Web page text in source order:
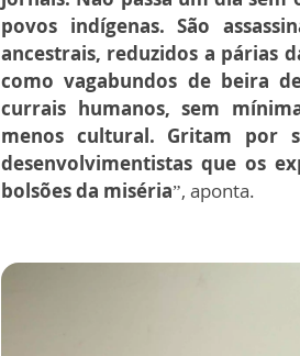
povos indígenas. São
ancestrais, reduzidos a párias
como vagabundos de beira
currais humanos, sem
menos cultural. Gritam por
desenvolvimentistas que os
bolsões da miséria”, aponta.